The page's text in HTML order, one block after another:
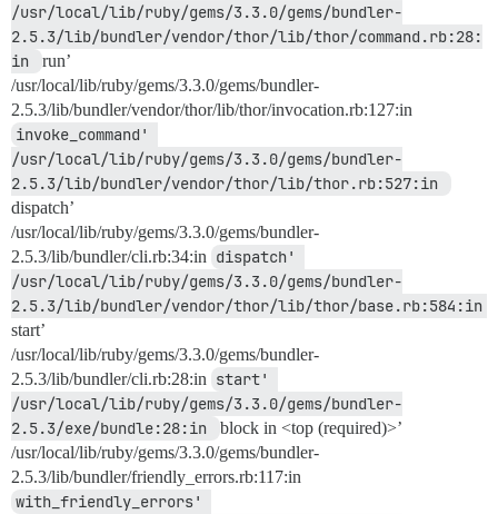
/usr/local/lib/ruby/gems/3.3.0/gems/bundler-
2.5.3/lib/bundler/vendor/thor/lib/thor/command.rb:28:
in
run’
/usr/local/lib/ruby/gems/3.3.0/gems/bundler-
2.5.3/lib/bundler/vendor/thor/lib/thor/invocation.rb:127:in
invoke_command'
/usr/local/lib/ruby/gems/3.3.0/gems/bundler-
dispatch’
/usr/local/lib/ruby/gems/3.3.0/gems/bundler-
2.5.3/lib/bundler/cli.rb:34:in dispatch'
/usr/local/lib/ruby/gems/3.3.0/gems/bundler-
start’
/usr/local/lib/ruby/gems/3.3.0/gems/bundler-
2.5.3/lib/bundler/cli.rb:28:in start'
/usr/local/lib/ruby/gems/3.3.0/gems/bundler-
2.5.3/exe/bundle:28:in
block in <top (required)>’
/usr/local/lib/ruby/gems/3.3.0/gems/bundler-
2.5.3/lib/bundler/friendly_errors.rb:117:in
with_friendly_errors'